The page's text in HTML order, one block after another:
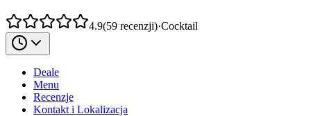
4.9(59 recenzji)·Cocktail
Deale
Menu
Recenzje
Kontakt i Lokalizacja